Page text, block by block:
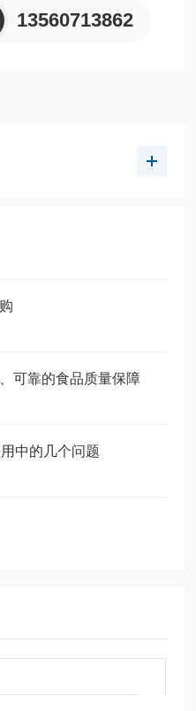
13560713862
可靠的食品质量保障
中的几个问题